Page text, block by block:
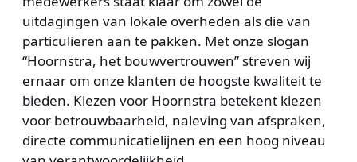
uitdagingen van lokale overheden als die van
particulieren aan te pakken. Met onze slogan
“Hoornstra, het bouwvertrouwen” streven wij
ernaar om onze klanten de hoogste kwaliteit te
bieden. Kiezen voor Hoornstra betekent kiezen
voor betrouwbaarheid, naleving van afspraken,
directe communicatielijnen en een hoog niveau